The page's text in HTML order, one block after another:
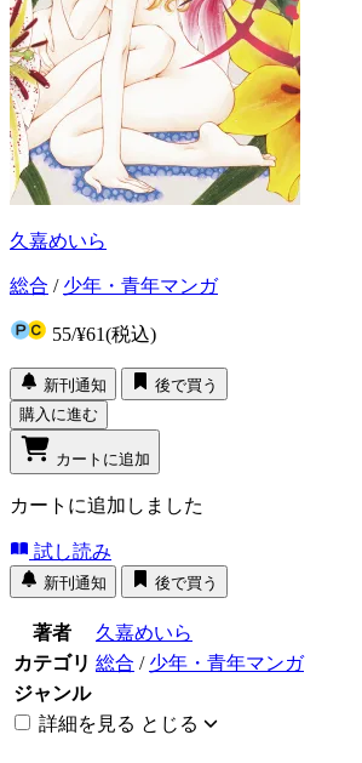
久嘉めいら
総合 / 少年・青年マンガ
55/¥61(税込)
新刊通知
後で買う
購入に進む
カートに追加
カートに追加しました
試し読み
新刊通知 後で買う
著者
久嘉めいら
カテゴリ 総合 / 少年・青年マンガ
ジャンル
詳細を見る とじる